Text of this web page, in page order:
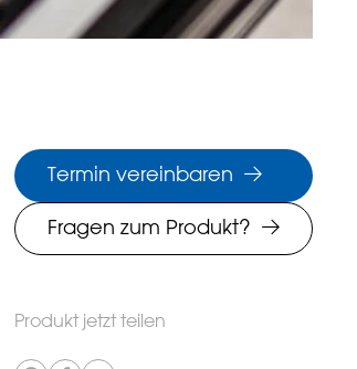
Termin vereinbaren
Fragen zum Produkt?
Produkt jetzt teilen